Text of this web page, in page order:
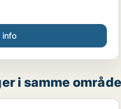
info
i samme område